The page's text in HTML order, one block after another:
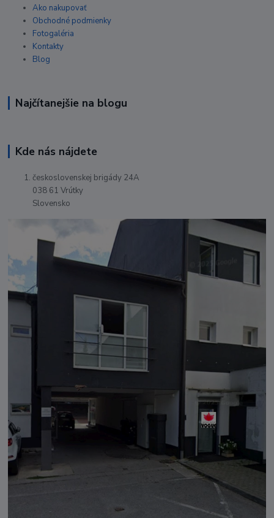
Ako nakupovať
Obchodné podmienky
Fotogaléria
Kontakty
Blog
Najčítanejšie na blogu
Kde nás nájdete
československej brigády 24A
038 61 Vrútky
Slovensko